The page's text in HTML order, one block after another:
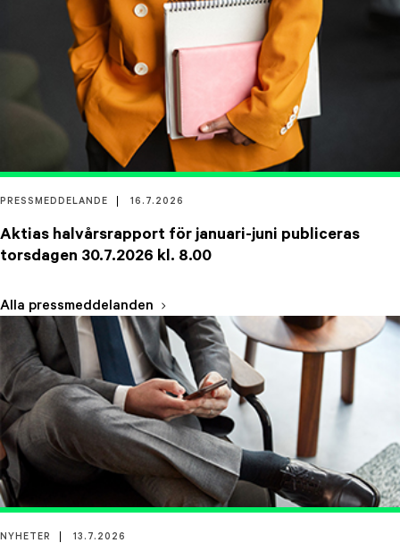
PRESSMEDDELANDE 16.7.2026
Aktias halvårsrapport för januari-juni publiceras
torsdagen 30.7.2026 kl. 8.00
Alla pressmeddelanden
NYHETER 13.7.2026